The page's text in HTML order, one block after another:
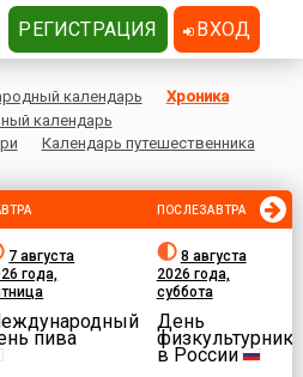
календарь
Хроника
календарь
Календарь путешественника
7 августа
года,
пива
ПОСЛЕЗАВТРА
8 августа
2026 года,
суббота
День
физкультурника
в России
РЕГИСТРАЦИЯ ВХОД